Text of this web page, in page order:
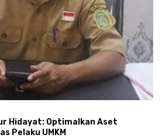
Hidayat: Optimalkan Aset
Pelaku UMKM